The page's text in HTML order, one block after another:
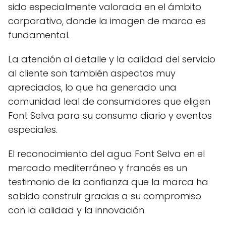
sido especialmente valorada en el ámbito
corporativo, donde la imagen de marca es
fundamental.
La atención al detalle y la calidad del servicio
al cliente son también aspectos muy
apreciados, lo que ha generado una
comunidad leal de consumidores que eligen
Font Selva para su consumo diario y eventos
especiales.
El reconocimiento del agua Font Selva en el
mercado mediterráneo y francés es un
testimonio de la confianza que la marca ha
sabido construir gracias a su compromiso
con la calidad y la innovación.